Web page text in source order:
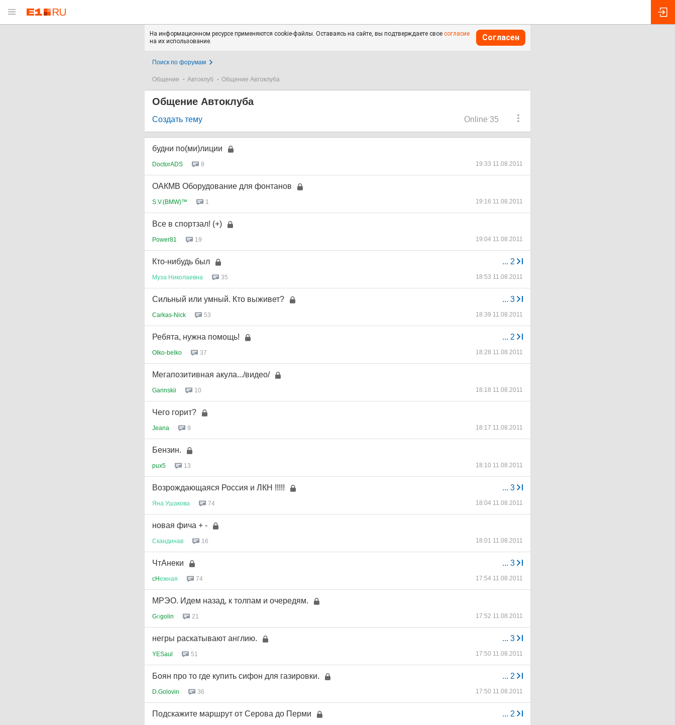
На информационном ресурсе применяются cookie-файлы. Оставаясь на сайте, вы подтверждаете свое согласие
на их использование.
Согласен
Поиск по форумам
Общение Автоклуб Общение Автоклуба
Общение Автоклуба
Online 35
Создать тему
будни по(ми)лиции
DoctorADS 8 19:33 11.08.2011
ОАКМВ Оборудование для фонтанов
S.V.(BMW)™ 1 19:16 11.08.2011
Все в спортзал! (+)
Power81 19 19:04 11.08.2011
... 2
Кто-нибудь был
Муза Николаевна 35 18:53 11.08.2011
... 3
Сильный или умный. Кто выживет?
Carkas-Nick 53 18:39 11.08.2011
... 2
Ребята, нужна помощь!
Olko-belko 37 18:28 11.08.2011
Мегапозитивная акула.../видео/
Garinskii 10 18:18 11.08.2011
Чего горит?
Jeana 9 18:17 11.08.2011
Бензин.
pux5 13 18:10 11.08.2011
... 3
Возрождающаяся Россия и ЛКН !!!!!
Яна Ушакова 74 18:04 11.08.2011
новая фича + -
Скандинав 16 18:01 11.08.2011
... 3
ЧтАнеки
cHежная 74 17:54 11.08.2011
МРЭО. Идем назад, к толпам и очередям.
Gоgolin 21 17:52 11.08.2011
... 3
негры раскатывают англию.
YESaul 51 17:50 11.08.2011
... 2
Боян про то где купить сифон для газировки.
D.Golovin 36 17:50 11.08.2011
... 2
Подскажите маршрут от Серова до Перми